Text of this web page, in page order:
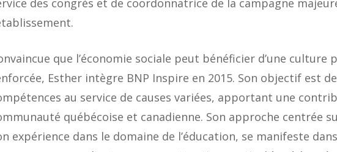
des congrès et de coordonnatrice de la campagne
que l’économie sociale peut bénéficier d’une culture
Esther intègre BNP Inspire en 2015. Son objectif est
au service de causes variées, apportant une
québécoise et canadienne. Son approche centrée
expérience dans le domaine de l’éducation, se manifeste